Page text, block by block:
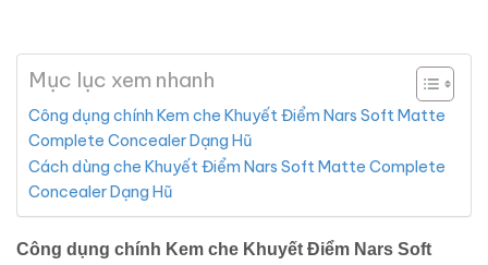
Mục lục xem nhanh
Công dụng chính Kem che Khuyết Điểm Nars Soft Matte
Complete Concealer Dạng Hũ
Cách dùng che Khuyết Điểm Nars Soft Matte Complete
Concealer Dạng Hũ
Công dụng chính Kem che Khuyết Điểm Nars Soft